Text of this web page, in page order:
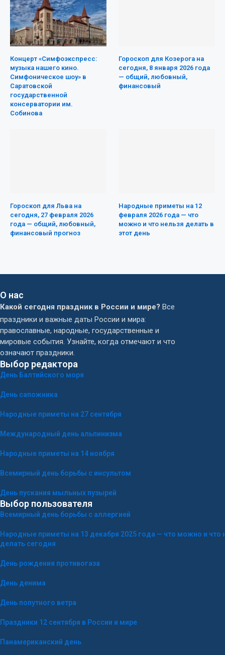
Концерт «Симфоэкспресс:
музыка нашего кино.
Симфоническое шоу» в
Саратовской
государственной
консерватории им.
Собинова
Гороскоп для Козерога на
сегодня, 8 января 2026 года
— общий, любовный,
финансовый
Гороскоп для Льва на
сегодня, 27 февраля 2026
года — общий, любовный,
финансовый прогноз
Народные приметы на 12
февраля 2026 года — что
можно и что нельзя делать в
этот день
О нас
Какой сегодня праздник в России и мире? Все
праздники и важные даты России и мира:
православные, народные, государственные и
мировые события. Узнайте, когда отмечают и что
означают праздники.
Выбор редактора
День Балтийского моря
День сапожника
Народные приметы на 27 сентября
Международный день альпинизма
Народные приметы на 14 ноября
Всемирный день борьбы с инсультом
День пускания мыльных пузырей
Выбор пользователя
Всемирный день борьбы с аллергией
Народные приметы на 13 декабря 2025 года — что можно и что
делать сегодня
День рождения противогаза
День денима
День попутного ветра
Праздники 12 сентября в России и мире
Панамериканский день